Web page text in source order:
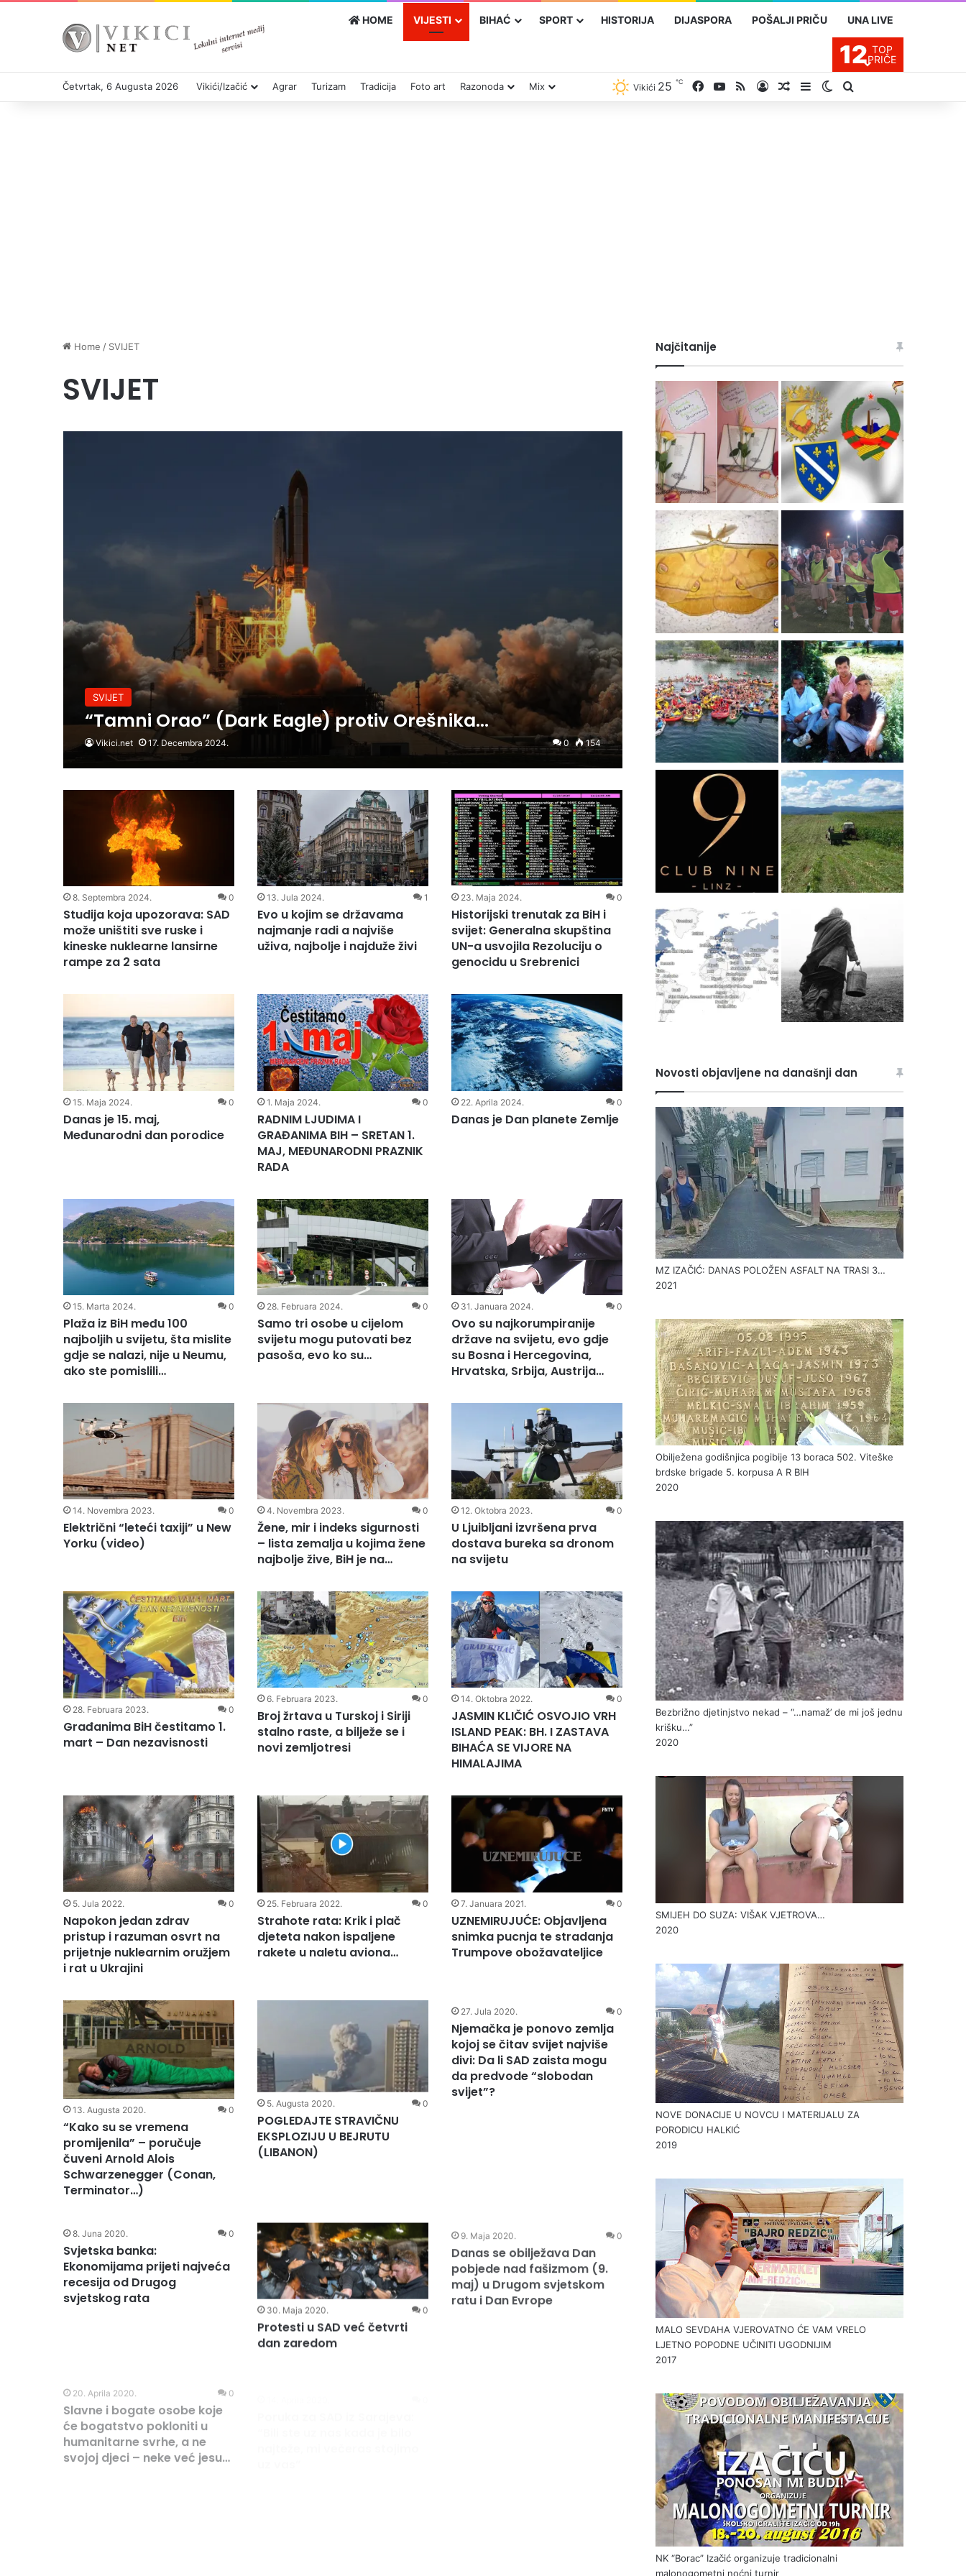
HOME VIJESTI BIHAĆ SPORT HISTORIJA DIJASPORA POŠALJI PRIČU UNA LIVE
12 TOP
PRIČE
Četvrtak, 6 Augusta 2026 Vikići/Izačić Agrar Turizam Tradicija Foto art Razonoda Mix Vikići 25 ℃ Facebook
YouTube
RSSPrijavite se
Slučajan proizvod
SidebarSwitch skin
Home / SVIJET
SVIJET
SVIJET
“Tamni Orao” (Dark Eagle) protiv Orešnika…
Vikici.net 17. Decembra 2024. 0 154
8. Septembra 2024. 0
Studija koja upozorava: SAD
može uništiti sve ruske i
kineske nuklearne lansirne
rampe za 2 sata
13. Jula 2024. 1
Evo u kojim se državama
najmanje radi a najviše
uživa, najbolje i najduže živi
23. Maja 2024. 0
Historijski trenutak za BiH i
svijet: Generalna skupština
UN-a usvojila Rezoluciju o
genocidu u Srebrenici
15. Maja 2024. 0
Danas je 15. maj,
Međunarodni dan porodice
1. Maja 2024. 0
RADNIM LJUDIMA I
GRAĐANIMA BIH – SRETAN 1.
MAJ, MEĐUNARODNI PRAZNIK
RADA
22. Aprila 2024. 0
Danas je Dan planete Zemlje
15. Marta 2024. 0
Plaža iz BiH među 100
najboljih u svijetu, šta mislite
gdje se nalazi, nije u Neumu,
ako ste pomislili…
28. Februara 2024. 0
Samo tri osobe u cijelom
svijetu mogu putovati bez
pasoša, evo ko su…
31. Januara 2024. 0
Ovo su najkorumpiranije
države na svijetu, evo gdje
su Bosna i Hercegovina,
Hrvatska, Srbija, Austrija…
14. Novembra 2023. 0
Električni “leteći taxiji” u New
Yorku (video)
4. Novembra 2023. 0
Žene, mir i indeks sigurnosti
– lista zemalja u kojima žene
najbolje žive, BiH je na…
12. Oktobra 2023. 0
U Ljuibljani izvršena prva
dostava bureka sa dronom
na svijetu
28. Februara 2023. 0
Građanima BiH čestitamo 1.
mart – Dan nezavisnosti
6. Februara 2023. 0
Broj žrtava u Turskoj i Siriji
stalno raste, a bilježe se i
novi zemljotresi
14. Oktobra 2022. 0
JASMIN KLIČIĆ OSVOJIO VRH
ISLAND PEAK: BH. I ZASTAVA
BIHAĆA SE VIJORE NA
HIMALAJIMA
5. Jula 2022. 0
Napokon jedan zdrav
pristup i razuman osvrt na
prijetnje nuklearnim oružjem
i rat u Ukrajini
25. Februara 2022. 0
Strahote rata: Krik i plač
djeteta nakon ispaljene
rakete u naletu aviona…
7. Januara 2021. 0
UZNEMIRUJUĆE: Objavljena
snimka pucnja te stradanja
Trumpove obožavateljice
13. Augusta 2020. 0
“Kako su se vremena
promijenila” – poručuje
čuveni Arnold Alois
Schwarzenegger (Conan,
Terminator…)
5. Augusta 2020. 0
POGLEDAJTE STRAVIČNU
EKSPLOZIJU U BEJRUTU
(LIBANON)
27. Jula 2020.
Njemačka je ponovo zemlja
kojoj se čitav svijet najviše
svjetskog rata
30. Maja 2020. 0
Protesti u SAD već četvrti
dan zaredom
Najčitanije
Novosti objavljene na današnji dan
MZ IZAČIĆ: DANAS POLOŽEN ASFALT NA TRASI 3…
2021
Obilježena godišnjica pogibije 13 boraca 502. Viteške
brdske brigade 5. korpusa A R BIH
2020
Bezbrižno djetinjstvo nekad – “…namaž’ de mi još jednu
krišku…”
2020
SMIJEH DO SUZA: VIŠAK VJETROVA…
2020
NOVE DONACIJE U NOVCU I MATERIJALU ZA
PORODICU HALKIĆ
2019
MALO SEVDAHA VJEROVATNO ĆE VAM VRELO
LJETNO POPODNE UČINITI UGODNIJIM
2017
NK “Borac” Izačić organizuje tradicionalni
malonogometni noćni turnir